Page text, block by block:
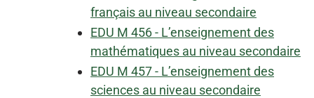
français au niveau secondaire
EDU M 456 - L’enseignement des
mathématiques au niveau secondaire
EDU M 457 - L’enseignement des
sciences au niveau secondaire